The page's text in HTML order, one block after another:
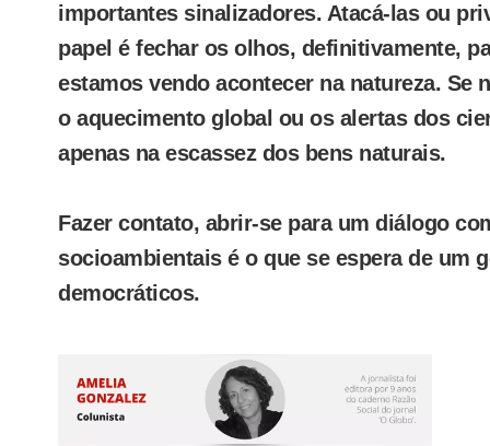
importantes sinalizadores. Atacá-las ou
papel é fechar os olhos, definitivamente,
estamos vendo acontecer na natureza. Se
o aquecimento global ou os alertas dos
apenas na escassez dos bens naturais.
Fazer contato, abrir-se para um diálogo
socioambientais é o que se espera de um
democráticos.